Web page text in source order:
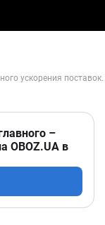
–
OBOZ.UA в